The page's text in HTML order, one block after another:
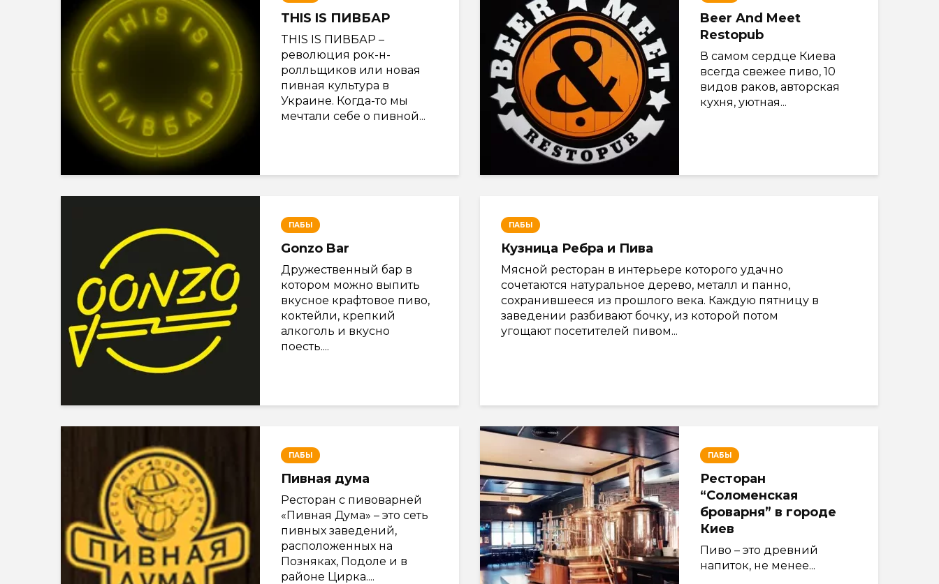
THIS IS ПИВБАР
THIS IS ПИВБАР –
революция рок-н-
ролльщиков или новая
пивная культура в
Украине. Когда-то мы
мечтали себе о пивной...
Beer And Meet
Restopub
В самом сердце Киева
всегда свежее пиво, 10
видов раков, авторская
кухня, уютная...
ПАБЫ
Gonzo Bar
Дружественный бар в
котором можно выпить
вкусное крафтовое пиво,
коктейли, крепкий
алкоголь и вкусно
поесть....
ПАБЫ
Кузница Ребра и Пива
Мясной ресторан в интерьере которого удачно
сочетаются натуральное дерево, металл и панно,
сохранившееся из прошлого века. Каждую пятницу в
заведении разбивают бочку, из которой потом
угощают посетителей пивом...
ПАБЫ
Пивная дума
Ресторан с пивоварней
«Пивная Дума» – это сеть
пивных заведений,
расположенных на
Позняках, Подоле и в
районе Цирка....
ПАБЫ
Ресторан
“Соломенская
броварня” в городе
Киев
Пиво – это древний
напиток, не менее...